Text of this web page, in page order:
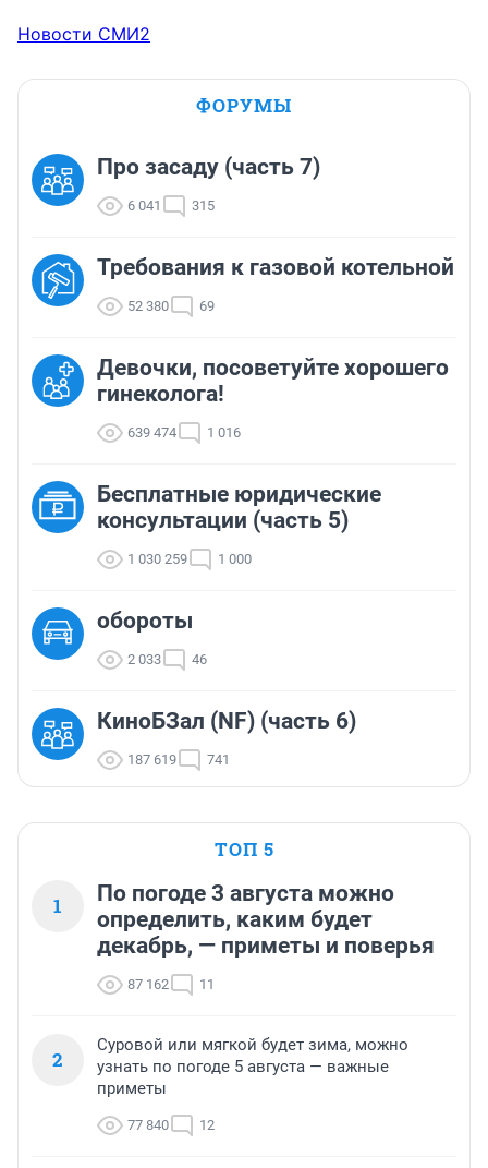
Новости СМИ2
ФОРУМЫ
Про засаду (часть 7)
6 041 315
Требования к газовой котельной
52 380 69
Девочки, посоветуйте хорошего
гинеколога!
639 474 1 016
Бесплатные юридические
консультации (часть 5)
1 030 259 1 000
обороты
2 033 46
КиноБЗал (NF) (часть 6)
187 619 741
ТОП 5
1
По погоде 3 августа можно
определить, каким будет
декабрь, — приметы и поверья
87 162 11
2
Суровой или мягкой будет зима, можно
узнать по погоде 5 августа — важные
приметы
77 840 12